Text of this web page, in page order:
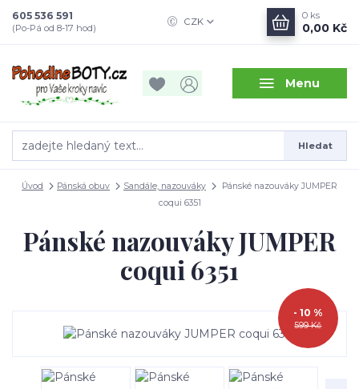
Menu
CZK
Hledat
605 536 591
(Po-Pá od 8-17 hod)
0 ks
0,00 Kč
Úvod Pánská obuv Sandále, nazouváky
Pánské nazouváky JUMPER
coqui 6351
Pánské nazouváky JUMPER
coqui 6351
599 Kč
- 10 %